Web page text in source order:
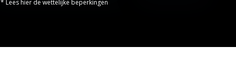
* Lees hier de wettelijke beperkingen